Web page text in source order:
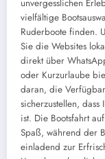
unvergesslichen
vielfältige
Ruderboote finden.
Sie die Websites
direkt über
oder Kurzurlaube
daran, die
sicherzustellen,
ist. Die Bootsfahrt
Spaß, während der
einladend zur